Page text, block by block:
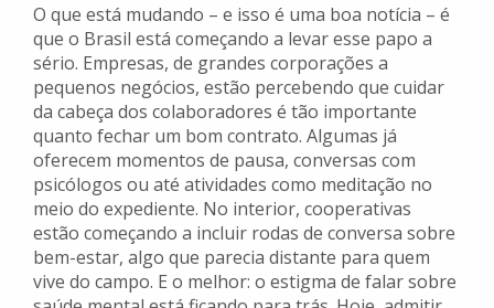
O que está mudando – e isso é uma boa notícia – é
que o Brasil está começando a levar esse papo a
sério. Empresas, de grandes corporações a
pequenos negócios, estão percebendo que cuidar
da cabeça dos colaboradores é tão importante
quanto fechar um bom contrato. Algumas já
oferecem momentos de pausa, conversas com
psicólogos ou até atividades como meditação no
meio do expediente. No interior, cooperativas
estão começando a incluir rodas de conversa sobre
bem-estar, algo que parecia distante para quem
vive do campo. E o melhor: o estigma de falar sobre